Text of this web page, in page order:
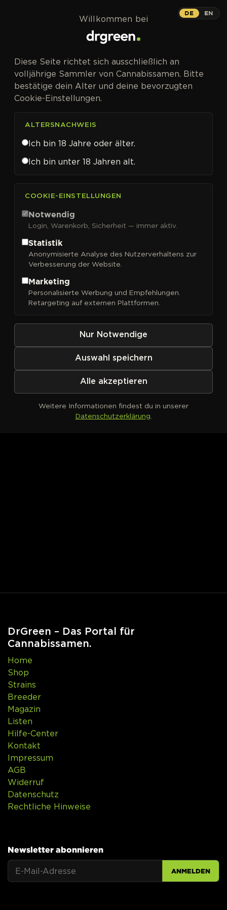
Advanced Seeds
Sortieren nach
Kein Produkt definiert
DrGreen – Das Portal für
Cannabissamen.
Home
Shop
Strains
Breeder
Magazin
Listen
Hilfe-Center
Kontakt
Impressum
AGB
Widerruf
Datenschutz
Rechtliche Hinweise
Newsletter abonnieren
ANMELDEN
DE EN
Willkommen bei
Diese Seite richtet sich ausschließlich an
volljährige Sammler von Cannabissamen. Bitte
bestätige dein Alter und deine bevorzugten
Cookie-Einstellungen.
ALTERSNACHWEIS
Ich bin 18 Jahre oder älter.
Ich bin unter 18 Jahren alt.
COOKIE-EINSTELLUNGEN
Notwendig
Login, Warenkorb, Sicherheit — immer aktiv.
Statistik
Anonymisierte Analyse des Nutzerverhaltens zur
Verbesserung der Website.
Marketing
Personalisierte Werbung und Empfehlungen.
Retargeting auf externen Plattformen.
Nur Notwendige
Auswahl speichern
Alle akzeptieren
Weitere Informationen findest du in unserer
Datenschutzerklärung